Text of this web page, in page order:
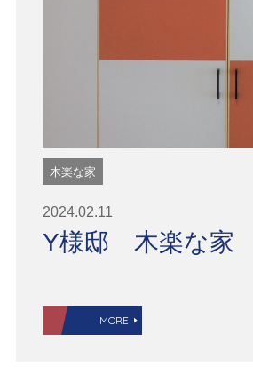
木楽な家
2024.02.11
Y様邸 木楽な家
MORE